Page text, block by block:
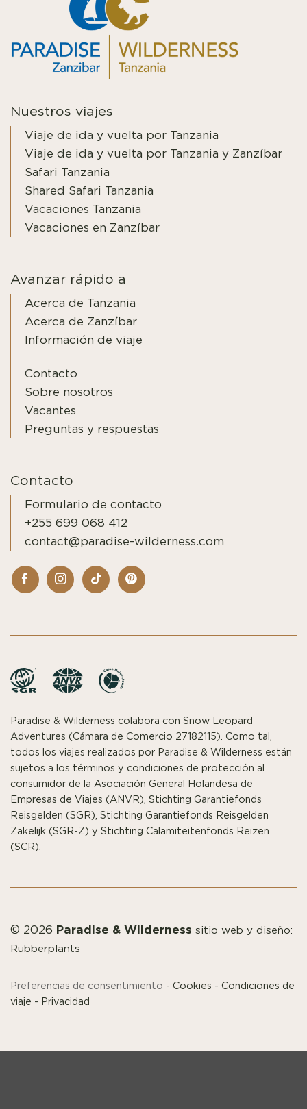
Nuestros viajes
Viaje de ida y vuelta por Tanzania
Viaje de ida y vuelta por Tanzania y Zanzíbar
Safari Tanzania
Shared Safari Tanzania
Vacaciones Tanzania
Vacaciones en Zanzíbar
Avanzar rápido a
Acerca de Tanzania
Acerca de Zanzíbar
Información de viaje
Contacto
Sobre nosotros
Vacantes
Preguntas y respuestas
Contacto
Formulario de contacto
+255 699 068 412
contact@paradise-wilderness.com
Paradise & Wilderness colabora con Snow Leopard
Adventures (Cámara de Comercio 27182115). Como tal,
todos los viajes realizados por Paradise & Wilderness están
sujetos a los términos y condiciones de protección al
consumidor de la Asociación General Holandesa de
Empresas de Viajes (ANVR), Stichting Garantiefonds
Reisgelden (SGR), Stichting Garantiefonds Reisgelden
Zakelijk (SGR-Z) y Stichting Calamiteitenfonds Reizen
(SCR).
© 2026 Paradise & Wilderness sitio web y diseño:
Rubberplants
Preferencias de consentimiento - Cookies - Condiciones de
viaje - Privacidad